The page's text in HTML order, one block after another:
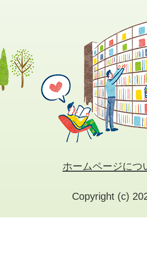
ホームページにつ
Copyright (c)